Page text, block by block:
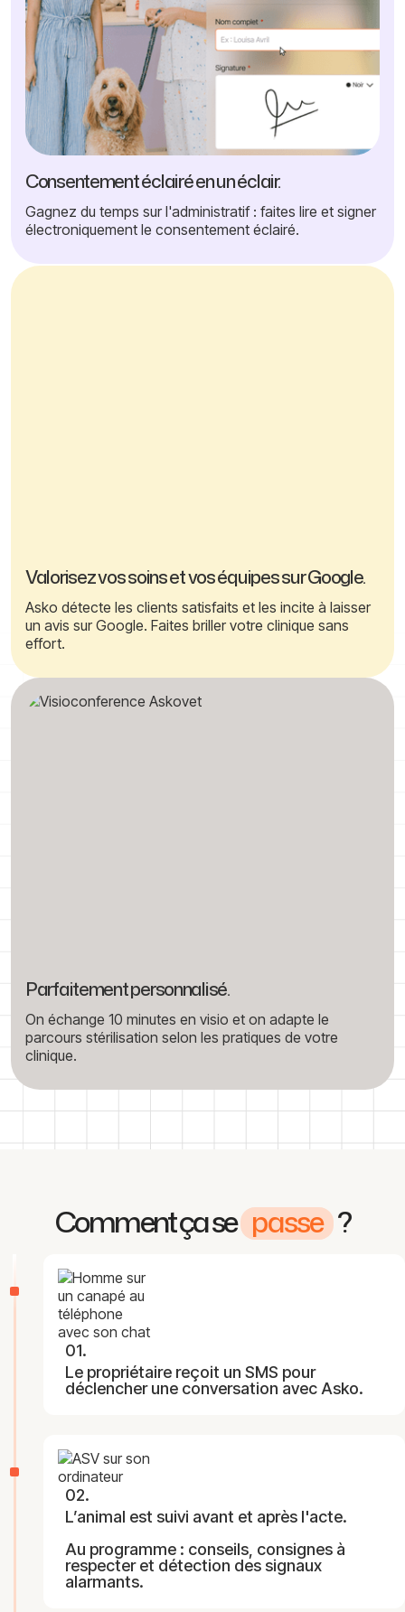
Consentement éclairé en un éclair.
Gagnez du temps sur l'administratif : faites lire et signer
électroniquement le consentement éclairé.
Valorisez vos soins et vos équipes sur Google.
Asko détecte les clients satisfaits et les incite à laisser
un avis sur Google. Faites briller votre clinique sans
effort.
Parfaitement personnalisé.
On échange 10 minutes en visio et on adapte le
parcours stérilisation selon les pratiques de votre
clinique.
Comment ça se passe ?
01.
Le propriétaire reçoit un SMS pour
déclencher une conversation avec Asko.
02.
L’animal est suivi avant et après l'acte.
Au programme : conseils, consignes à
respecter et détection des signaux
alarmants.